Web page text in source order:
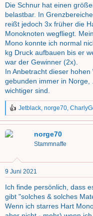
Die Schnur hat einen
belastbar. In
reißt jedoch 3x früher die
Monoknoten wegfliegt.
Mono konnte ich normal
kg Druck aufbauen bis er
war der Gewinner (2x).
In Anbetracht dieser
gebunden immer in Norge,
wichtiger sind.
R
e
k
e
n
:
Jetblack, norge70,
norge70
Stammnaffe
9 Juni 2021
Ich finde persönlich, dass
gibt "solches & solches
Wenn ich starres Hart